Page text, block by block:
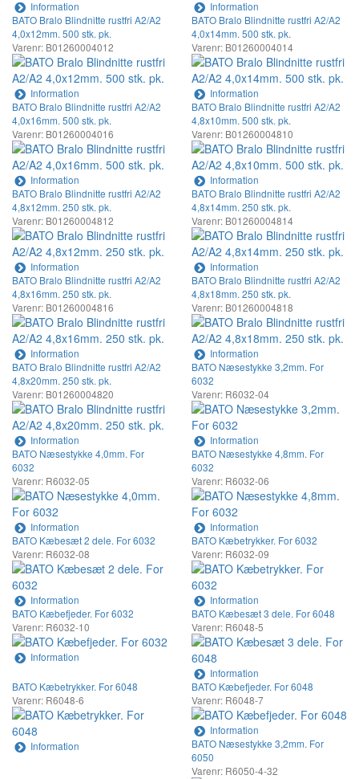
Information
Information
BATO Bralo Blindnitte rustfri A2/A2
4,0x12mm. 500 stk. pk.
Varenr: B01260004012
Information
BATO Bralo Blindnitte rustfri A2/A2
4,0x14mm. 500 stk. pk.
Varenr: B01260004014
Information
BATO Bralo Blindnitte rustfri A2/A2
4,0x16mm. 500 stk. pk.
Varenr: B01260004016
Information
BATO Bralo Blindnitte rustfri A2/A2
4,8x10mm. 500 stk. pk.
Varenr: B01260004810
Information
BATO Bralo Blindnitte rustfri A2/A2
4,8x12mm. 250 stk. pk.
Varenr: B01260004812
Information
BATO Bralo Blindnitte rustfri A2/A2
4,8x14mm. 250 stk. pk.
Varenr: B01260004814
Information
BATO Bralo Blindnitte rustfri A2/A2
4,8x16mm. 250 stk. pk.
Varenr: B01260004816
Information
BATO Bralo Blindnitte rustfri A2/A2
4,8x18mm. 250 stk. pk.
Varenr: B01260004818
Information
BATO Bralo Blindnitte rustfri A2/A2
4,8x20mm. 250 stk. pk.
Varenr: B01260004820
Information
BATO Næsestykke 3,2mm. For
6032
Varenr: R6032-04
Information
BATO Næsestykke 4,0mm. For
6032
Varenr: R6032-05
Information
BATO Næsestykke 4,8mm. For
6032
Varenr: R6032-06
Information
BATO Kæbesæt 2 dele. For 6032
Varenr: R6032-08
Information
BATO Kæbetrykker. For 6032
Varenr: R6032-09
Information
BATO Kæbefjeder. For 6032
Varenr: R6032-10
Information
BATO Kæbesæt 3 dele. For 6048
Varenr: R6048-5
Information
BATO Kæbetrykker. For 6048
Varenr: R6048-6
Information
BATO Kæbefjeder. For 6048
Varenr: R6048-7
Information
BATO Næsestykke 3,2mm. For
6050
Varenr: R6050-4-32